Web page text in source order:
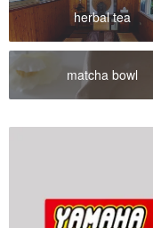
herbal tea
matcha bowl